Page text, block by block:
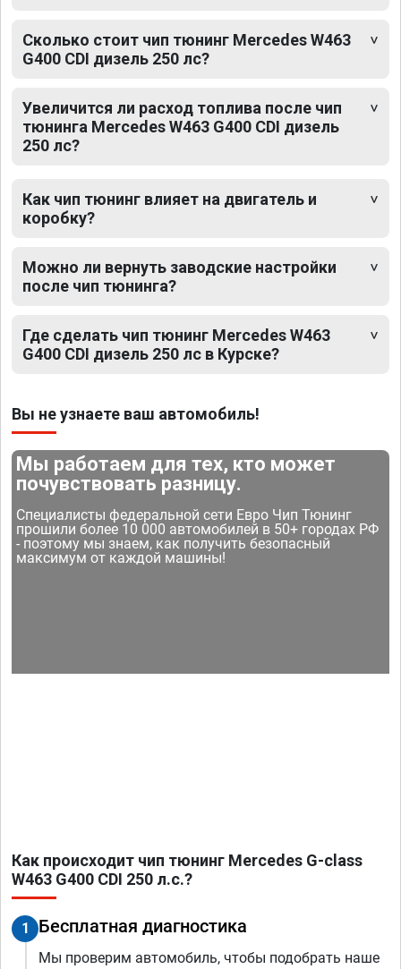
Сколько стоит чип тюнинг Mercedes W463
G400 CDI дизель 250 лс?
Увеличится ли расход топлива после чип
тюнинга Mercedes W463 G400 CDI дизель
250 лс?
Как чип тюнинг влияет на двигатель и
коробку?
Можно ли вернуть заводские настройки
после чип тюнинга?
Где сделать чип тюнинг Mercedes W463
G400 CDI дизель 250 лс в Курске?
Вы не узнаете ваш автомобиль!
Мы работаем для тех, кто может
почувствовать разницу.
Специалисты федеральной сети Евро Чип Тюнинг
прошили более 10 000 автомобилей в 50+ городах РФ
- поэтому мы знаем, как получить безопасный
максимум от каждой машины!
Как происходит чип тюнинг Mercedes G-class
W463 G400 CDI 250 л.с.?
1 Бесплатная диагностика
Мы проверим автомобиль, чтобы подобрать наше